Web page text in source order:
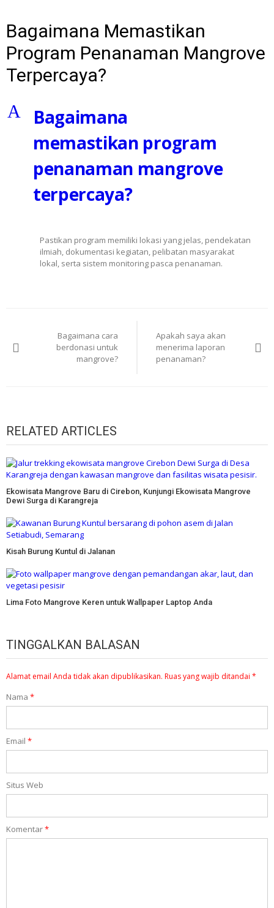
Bagaimana Memastikan
Program Penanaman Mangrove
Terpercaya?
A
Bagaimana
memastikan program
penanaman mangrove
terpercaya?
Pastikan program memiliki lokasi yang jelas, pendekatan
ilmiah, dokumentasi kegiatan, pelibatan masyarakat
lokal, serta sistem monitoring pasca penanaman.
pos
Bagaimana cara
berdonasi untuk
mangrove?
Apakah saya akan
menerima laporan
penanaman?
RELATED ARTICLES
Ekowisata Mangrove Baru di Cirebon, Kunjungi Ekowisata Mangrove
Dewi Surga di Karangreja
Kisah Burung Kuntul di Jalanan
Lima Foto Mangrove Keren untuk Wallpaper Laptop Anda
TINGGALKAN BALASAN
Alamat email Anda tidak akan dipublikasikan. Ruas yang wajib ditandai *
Nama *
Email *
Situs Web
Komentar*